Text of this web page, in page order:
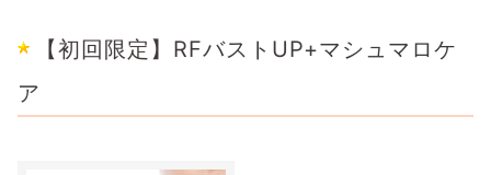
【初回限定】RFバストUP+マシュマロケ
ア